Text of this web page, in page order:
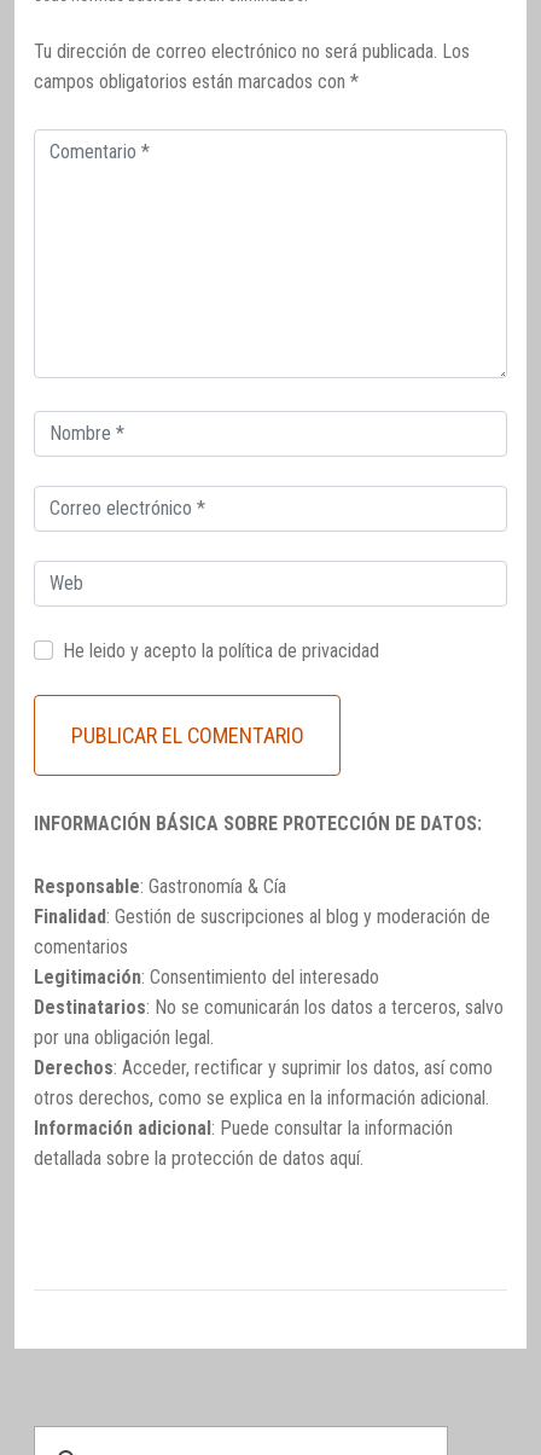
Tu dirección de correo electrónico no será publicada. Los
campos obligatorios están marcados con *
Comentario
Correo
electrónico
Correo
electrónico
Web
He leido y acepto la política de privacidad
INFORMACIÓN BÁSICA SOBRE PROTECCIÓN DE DATOS:
Responsable: Gastronomía & Cía
Finalidad: Gestión de suscripciones al blog y moderación de
comentarios
Legitimación: Consentimiento del interesado
Destinatarios: No se comunicarán los datos a terceros, salvo
por una obligación legal.
Derechos: Acceder, rectificar y suprimir los datos, así como
otros derechos, como se explica en la información adicional.
Información adicional: Puede consultar la información
detallada sobre la protección de datos aquí.